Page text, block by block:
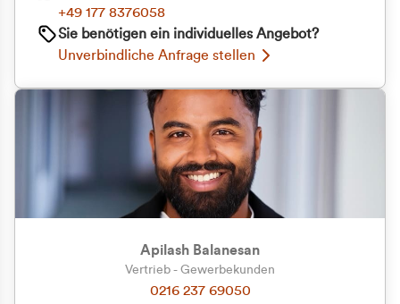
Zu welcher Kundengruppe
+49 177 8376058
Sie benötigen ein individuelles Angebot?
Unverbindliche Anfrage stellen
Apilash Balanesan
Vertrieb - Gewerbekunden
0216 237 69050